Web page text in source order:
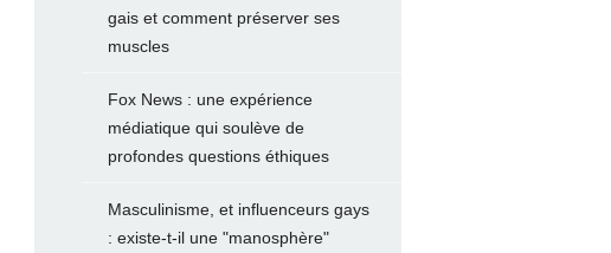
gais et comment préserver ses
muscles
Fox News : une expérience
médiatique qui soulève de
profondes questions éthiques
Masculinisme, et influenceurs gays
: existe-t-il une "manosphère"